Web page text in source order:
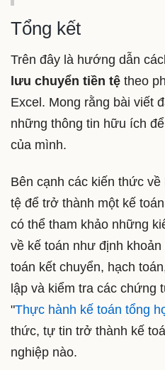
Tổng kết
Trên đây là hướng dẫn
lưu chuyển tiền tệ theo
Excel. Mong rằng bài viết
những thông tin hữu ích
của mình.
Bên cạnh các kiến thức
tệ để trở thành một kế
có thể tham khảo những
về kế toán như định
toán kết chuyển, hạch
lập và kiểm tra các chứng
"Thực hành kế toán tổng
thức, tự tin trở thành kế
nghiệp nào.